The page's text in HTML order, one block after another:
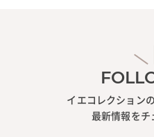
イエコレクション
最新情報をチ